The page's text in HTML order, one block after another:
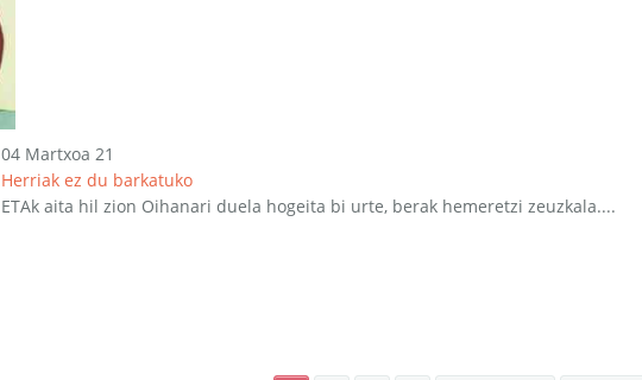
04 Martxoa 21
Herriak ez du barkatuko
ETAk aita hil zion Oihanari duela hogeita bi urte, berak hemeretzi zeuzkala....